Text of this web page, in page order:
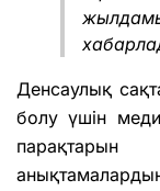
Денсаулық
болу үшін
парақтарын